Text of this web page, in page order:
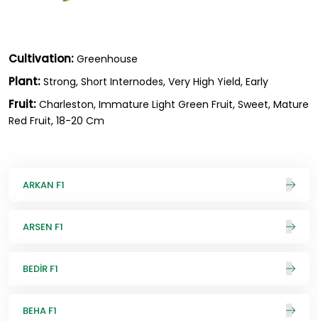
Cultivation: Greenhouse
Plant: Strong, Short Internodes, Very High Yield, Early
Fruit: Charleston, Immature Light Green Fruit, Sweet, Mature
Red Fruit, 18-20 Cm
ARKAN F1
ARSEN F1
BEDİR F1
BEHA F1